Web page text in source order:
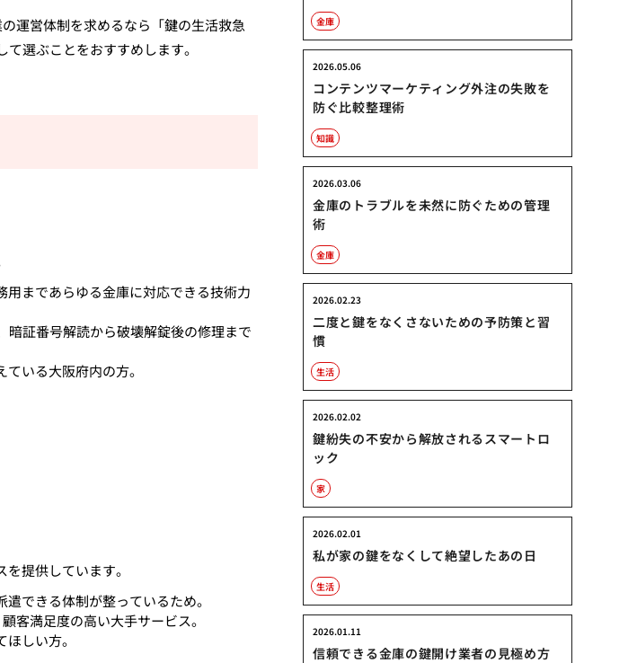
運営体制を求めるなら「鍵の生活救急
選ぶことをおすすめします。
まであらゆる金庫に対応できる技術力
暗証番号解読から破壊解錠後の修理まで
いる大阪府内の方。
提供しています。
できる体制が整っているため。
客満足度の高い大手サービス。
しい方。
金庫
コンテンツマーケティング外注の失敗を
防ぐ比較整理術
2026.05.06
知識
金庫のトラブルを未然に防ぐための管理
術
2026.03.06
金庫
二度と鍵をなくさないための予防策と習
慣
2026.02.23
生活
鍵紛失の不安から解放されるスマートロ
ック
2026.02.02
家
私が家の鍵をなくして絶望したあの日
2026.02.01
生活
信頼できる金庫の鍵開け業者の見極め方
2026.01.11